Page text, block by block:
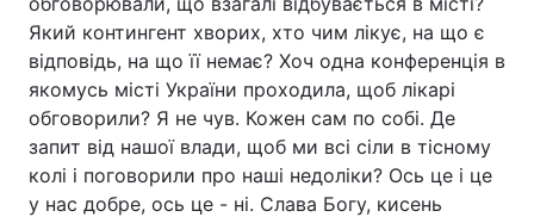
Який контингент хворих, хто чим лікує, на що є
відповідь, на що її немає? Хоч одна конференція в
якомусь місті України проходила, щоб лікарі
обговорили? Я не чув. Кожен сам по собі. Де
запит від нашої влади, щоб ми всі сіли в тісному
колі і поговорили про наші недоліки? Ось це і це
у нас добре, ось це - ні. Слава Богу, кисень